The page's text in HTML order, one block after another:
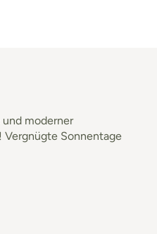
moderner
Vergnügte Sonnentage